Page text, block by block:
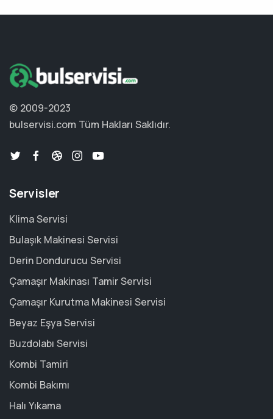
© 2009-2023
bulservisi.com Tüm Hakları Saklıdır.
Servisler
Klima Servisi
Bulaşık Makinesi Servisi
Derin Dondurucu Servisi
Çamaşır Makinası Tamir Servisi
Çamaşır Kurutma Makinesi Servisi
Beyaz Eşya Servisi
Buzdolabı Servisi
Kombi Tamiri
Kombi Bakımı
Halı Yıkama